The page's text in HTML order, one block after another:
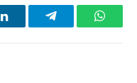
LinkedInTelegram